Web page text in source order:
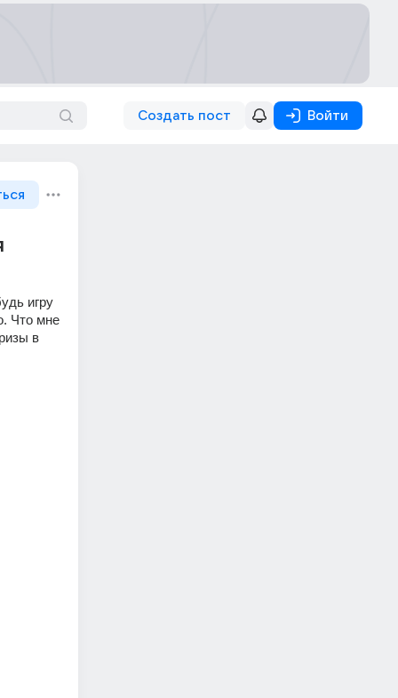
Создать пост Войти
игру
Что мне
в